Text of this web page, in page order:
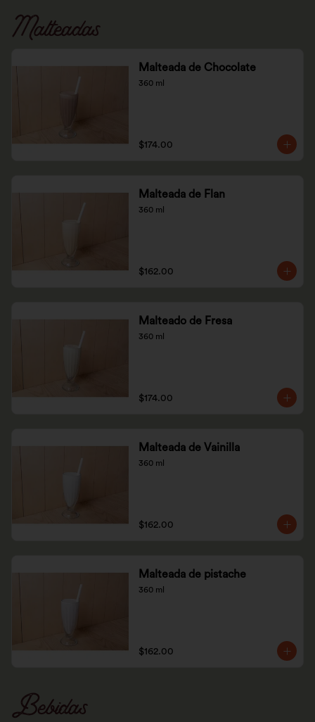
Malteadas
Malteada de Chocolate
360 ml
$174.00
Malteada de Flan
360 ml
$162.00
Malteado de Fresa
360 ml
$174.00
Malteada de Vainilla
360 ml
$162.00
Malteada de pistache
360 ml
$162.00
Bebidas